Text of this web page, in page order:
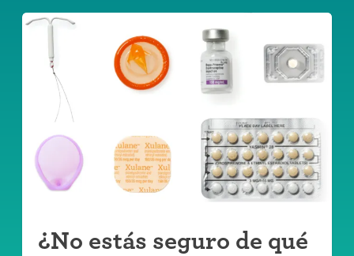
¿No estás seguro de qué